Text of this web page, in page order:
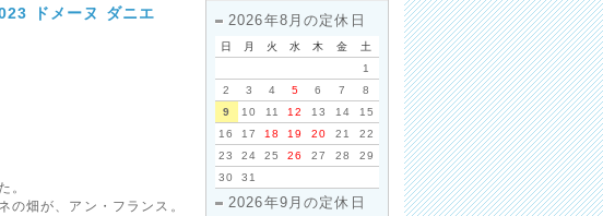
ドメーヌ ダニエ
。
の畑が、アン・フランス。
2026年8月の定休日
日 月 火 水 木 金
土
1
2
3 4 5 6 7
8
9
10 11 12 13 14
15
16
17 18 19 20 21
22
23
24 25 26 27 28
29
30
31
2026年9月の定休日